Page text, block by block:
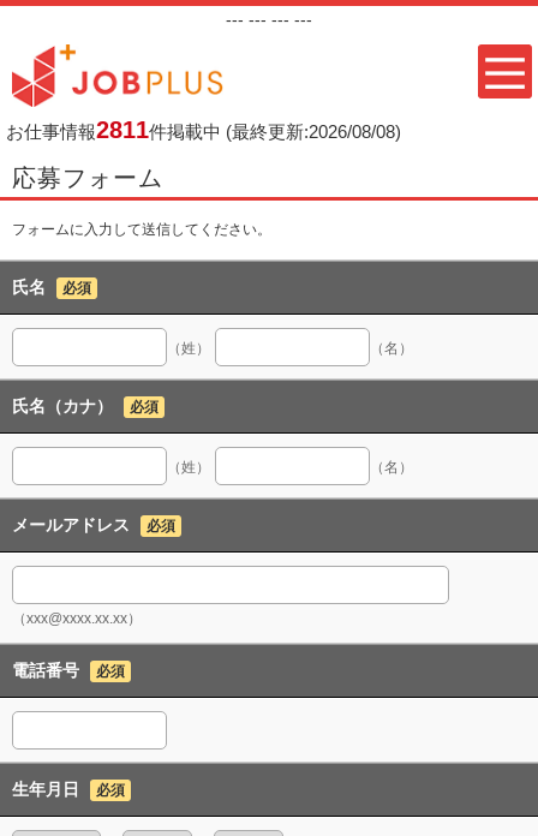
--- --- --- ---
お仕事情報2811件掲載中 (最終更新:2026/08/08)
応募フォーム
フォームに入力して送信してください。
氏名 必須
（姓） （名）
氏名（カナ） 必須
（姓） （名）
メールアドレス 必須
（xxx@xxxx.xx.xx）
電話番号 必須
生年月日 必須